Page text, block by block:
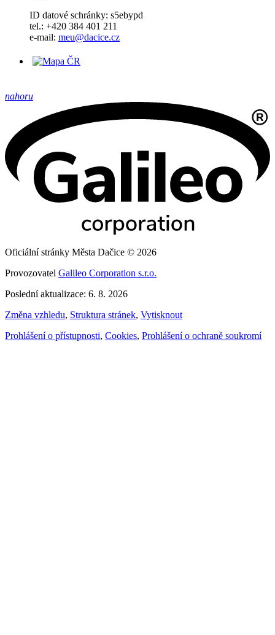
ID datové schránky: s5ebypd
tel.: +420 384 401 211
e-mail: meu@dacice.cz
nahoru
Oficiální stránky Města Dačice © 2026
Provozovatel Galileo Corporation s.r.o.
Poslední aktualizace: 6. 8. 2026
Změna vzhledu, Struktura stránek, Vytisknout
Prohlášení o přístupnosti, Cookies, Prohlášení o ochraně soukromí